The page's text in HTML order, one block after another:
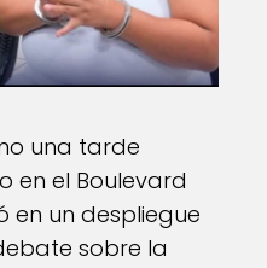
una tarde
en el Boulevard
en un despliegue
sobre la